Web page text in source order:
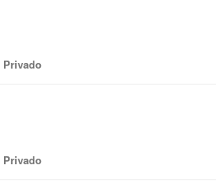
Privado
Privado